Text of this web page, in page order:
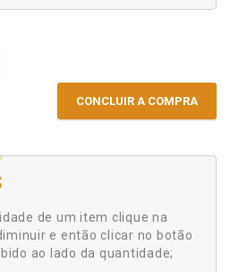
CONCLUIR A COMPRA
de um item clique na
e então clicar no botão
ao lado da quantidade;